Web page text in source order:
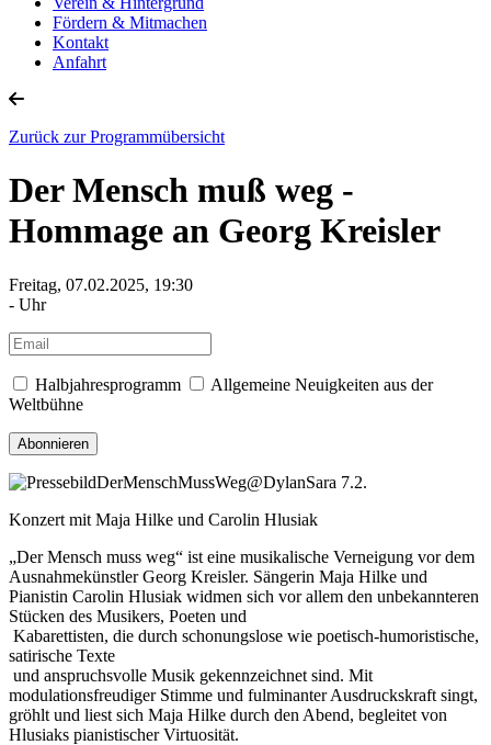
Fördern & Mitmachen
Kontakt
Anfahrt
Zurück zur Programmübersicht
Der Mensch muß weg -
Hommage an Georg Kreisler
Freitag, 07.02.2025, 19:30
- Uhr
Halbjahresprogramm
Allgemeine Neuigkeiten aus der
Weltbühne
Konzert mit Maja Hilke und Carolin Hlusiak
„Der Mensch muss weg“ ist eine musikalische Verneigung vor dem
Ausnahmekünstler Georg Kreisler. Sängerin Maja Hilke und
Pianistin Carolin Hlusiak widmen sich vor allem den unbekannteren
Stücken des Musikers, Poeten und
Kabarettisten, die durch schonungslose wie poetisch-humoristische,
satirische Texte
und anspruchsvolle Musik gekennzeichnet sind. Mit
modulationsfreudiger Stimme und fulminanter Ausdruckskraft singt,
gröhlt und liest sich Maja Hilke durch den Abend, begleitet von
Hlusiaks pianistischer Virtuosität.